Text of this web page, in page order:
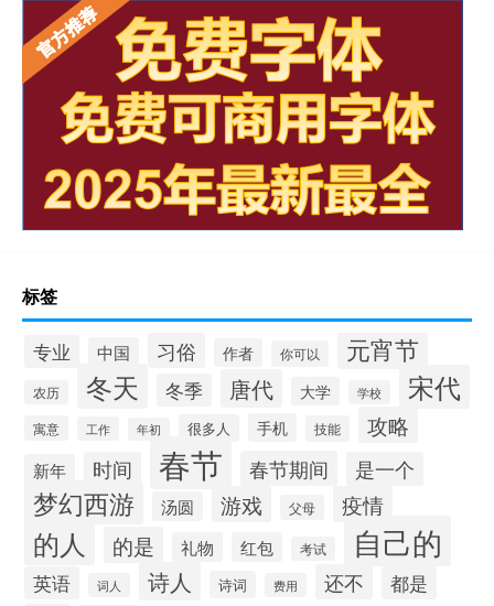
标签
专业 中国 习俗 作者 你可以 元宵节
农历 冬天 冬季 唐代 大学 学校 宋代
寓意 工作 年初 很多人 手机 技能 攻略
新年 时间 春节 春节期间 是一个
梦幻西游 汤圆 游戏 父母 疫情
的人 的是 礼物 红包 考试 自己的
英语 词人 诗人 诗词 费用 还不 都是